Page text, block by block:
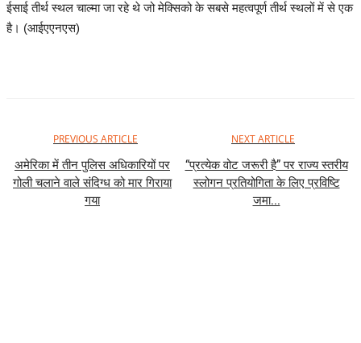
ईसाई तीर्थ स्थल चाल्मा जा रहे थे जो मेक्सिको के सबसे महत्वपूर्ण तीर्थ स्थलों में से एक
है। (आईएएनएस)
PREVIOUS ARTICLE
अमेरिका में तीन पुलिस अधिकारियों पर
गोली चलाने वाले संदिग्ध को मार गिराया
गया
NEXT ARTICLE
“प्रत्येक वोट जरूरी है” पर राज्य स्तरीय
स्लोगन प्रतियोगिता के लिए प्रविष्टि
जमा...